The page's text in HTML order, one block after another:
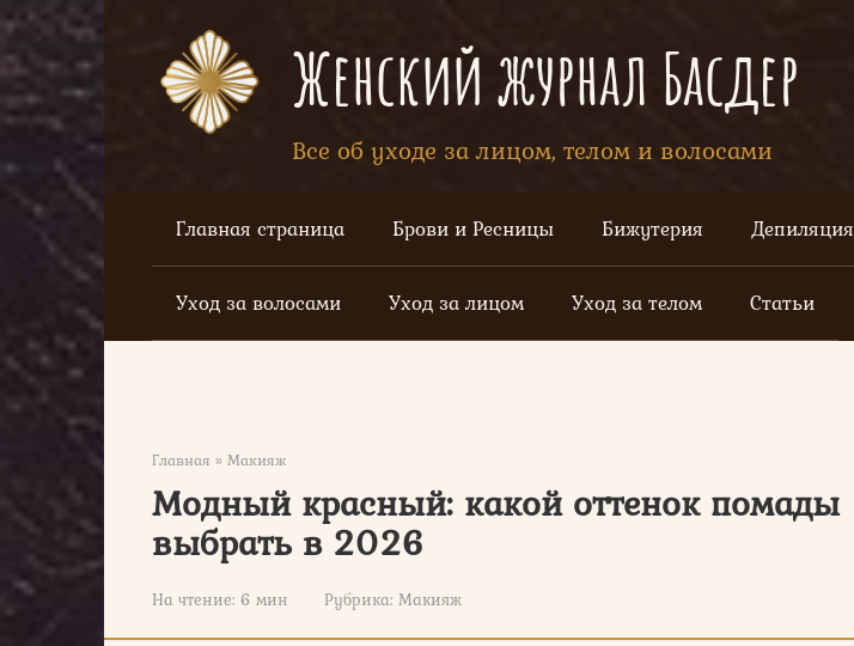
Перейти
к
контенту
Женский журнал Басдер
Все об уходе за лицом, телом и волосами
Главная страница Брови и Ресницы Бижутерия Депиляция
Уход за волосами Уход за лицом Уход за телом Статьи
Главная » Макияж
Модный красный: какой оттенок помады
выбрать в 2026
На чтение: 6 мин Рубрика: Макияж